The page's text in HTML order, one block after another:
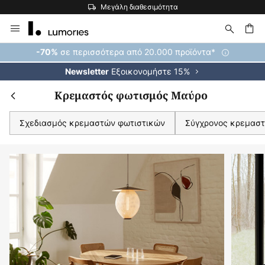
Η μεγαλύτερη επιλογή εμπορικών σημάτων στην Ευρώπη
Μετάβαση
στο
περιεχόμενο
-70% σε περισσότερα από 20.000 προϊόντα*
Newsletter Εξοικονομήστε 15%
Κρεμαστός φωτισμός Μαύρο
Σχεδιασμός κρεμαστών φωτιστικών Σύγχρονος